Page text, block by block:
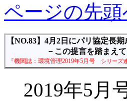
ページの先頭
【NO.83】4月2日にパリ協定長
－この提言を踏まえて、
『機関誌：環境管理2019年5月号 シリーズ
2019年5月